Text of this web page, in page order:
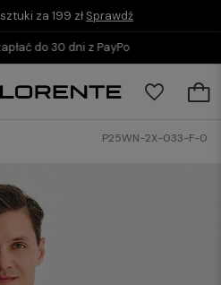
za 199 zł Sprawdź
do 30 dni z PayPo
P25WN-2X-033-F-0